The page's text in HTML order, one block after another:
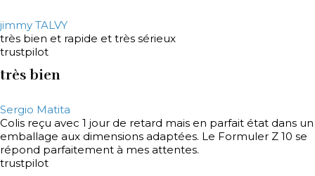
jimmy TALVY
très bien et rapide et très sérieux
trustpilot
très bien
Sergio Matita
Colis reçu avec 1 jour de retard mais en parfait état dans un
emballage aux dimensions adaptées. Le Formuler Z 10 se
répond parfaitement à mes attentes.
trustpilot